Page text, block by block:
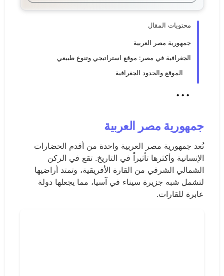
محتويات المقال
جمهورية مصر العربية
الجغرافية في مصر: موقع استراتيجي وتنوع طبيعي
الموقع والحدود الجغرافية
...
جمهورية مصر العربية
تُعد جمهورية مصر العربية واحدة من أقدم الحضارات
الإنسانية وأكثرها تأثيراً في التاريخ. تقع في الركن
الشمالي الشرقي من القارة الأفريقية، وتمتد أراضيها
لتشمل شبه جزيرة سيناء في آسيا، مما يجعلها دولة
عابرة للقارات.